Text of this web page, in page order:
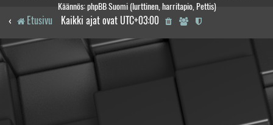
Käännös: phpBB Suomi (lurttinen, harritapio, Pettis)
Etusivu Kaikki ajat ovat UTC+03:00